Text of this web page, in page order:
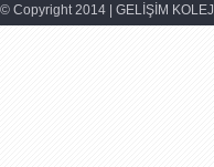
© Copyright 2014 | GELİŞİM KOLEJİ